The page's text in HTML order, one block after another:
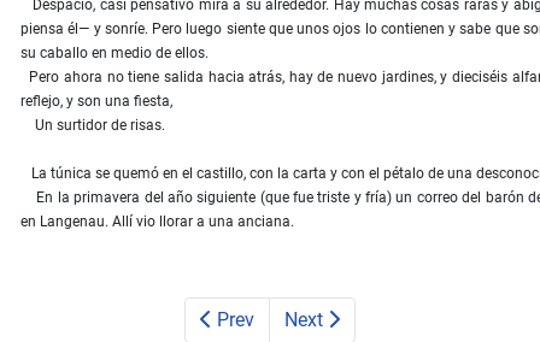
Despacio, casi pensativo mira a su alrededor. Hay muchas cosas raras y
piensa él— y sonríe. Pero luego siente que unos ojos lo contienen y sabe que
su caballo en medio de ellos.
Pero ahora no tiene salida hacia atrás, hay de nuevo jardines, y dieciséis
reflejo, y son una fiesta,
Un surtidor de risas.
La túnica se quemó en el castillo, con la carta y con el pétalo de una
En la primavera del año siguiente (que fue triste y fría) un correo del barón
en Langenau. Allí vio llorar a una anciana.
Prev Next